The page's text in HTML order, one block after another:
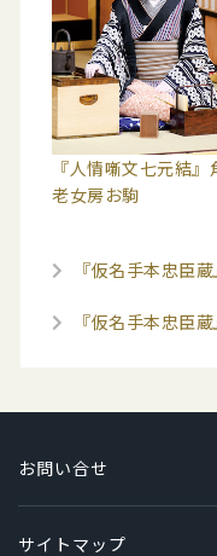
『人情噺文七元結』
老女房お駒
『仮名手本忠臣
『仮名手本忠臣
お問い合せ
サイトマップ